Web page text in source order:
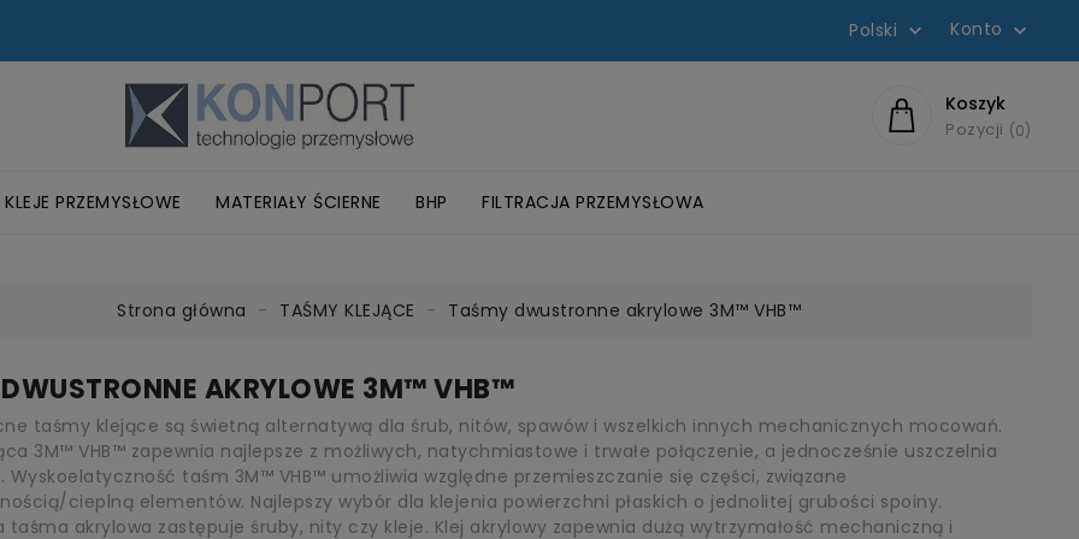
Polski  Konto 
Koszyk
Pozycji 0
KLEJE PRZEMYSŁOWE MATERIAŁY ŚCIERNE BHP FILTRACJA PRZEMYSŁOWA
Strona główna TAŚMY KLEJĄCE Taśmy dwustronne akrylowe 3M™ VHB™
AKRYLOWE 3M™ VHB™
taśmy klejące są świetną alternatywą dla śrub, nitów, spawów i wszelkich innych mechanicznych mocowań.
3M™ VHB™ zapewnia najlepsze z możliwych, natychmiastowe i trwałe połączenie, a jednocześnie uszczelnia
Wyskoelatyczność taśm 3M™ VHB™ umożliwia względne przemieszczanie się części, związane
cieplną elementów. Najlepszy wybór dla klejenia powierzchni płaskich o jednolitej grubości spoiny.
taśma akrylowa zastępuje śruby, nity czy kleje. Klej akrylowy zapewnia dużą wytrzymałość mechaniczną i